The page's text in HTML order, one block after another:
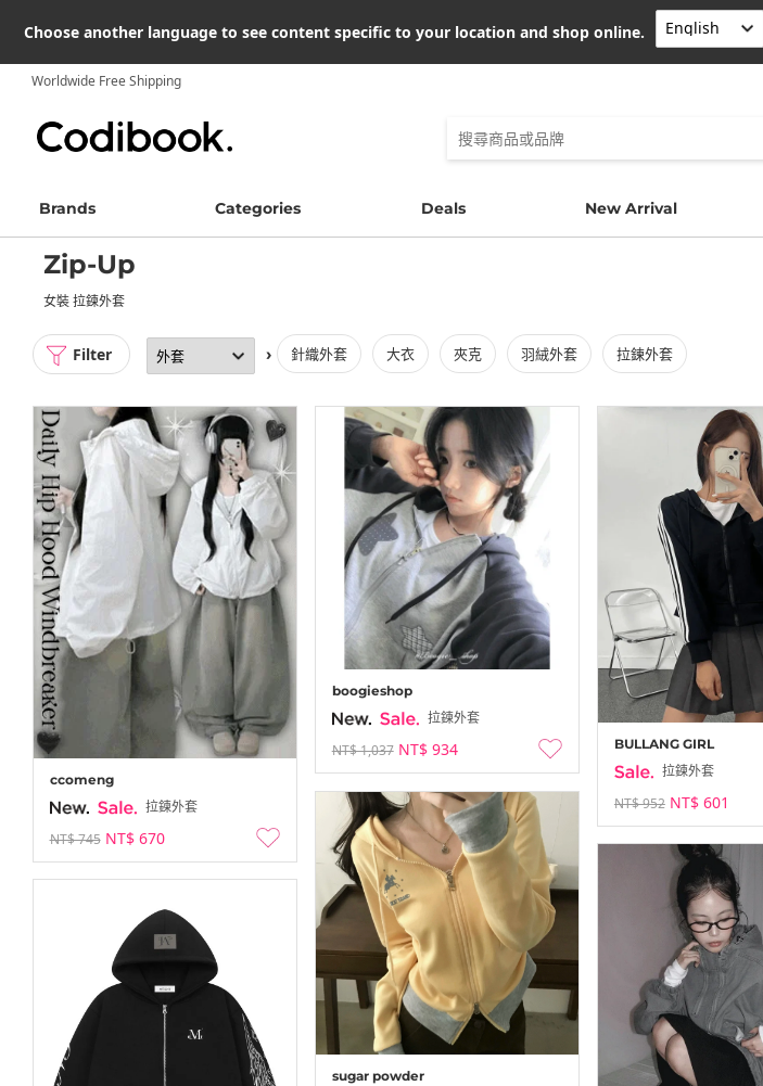
Choose another language to see content specific to your location and shop online.
Worldwide Free Shipping
Brands Categories Deals New Arrival
Zip-Up
女裝 拉鍊外套
Filter › 針織外套 大衣 夾克 羽絨外套 拉鍊外套
ccomeng
拉鍊外套
NT$ 745 NT$ 670
boogieshop
拉鍊外套
NT$ 1,037 NT$ 934 BULLANG GIRL
拉鍊外套
NT$ 952 NT$ 601
sugar powder